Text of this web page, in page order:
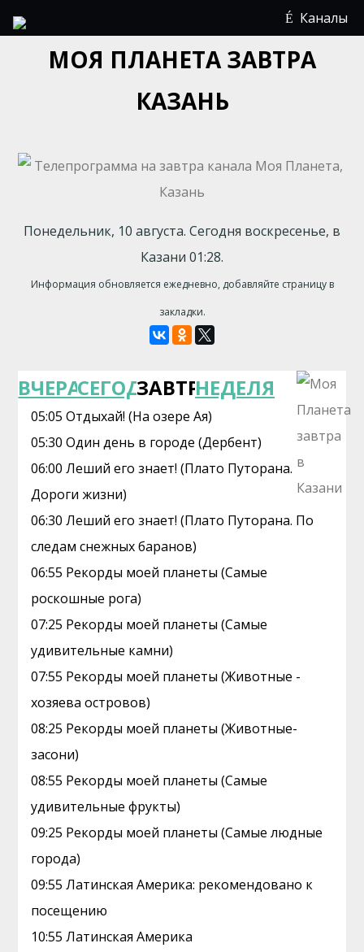
Каналы
МОЯ ПЛАНЕТА ЗАВТРА
КАЗАНЬ
Понедельник, 10 августа. Сегодня воскресенье, в
Казани 01:28.
Информация обновляется ежедневно, добавляйте страницу в
закладки.
ВЧЕРАСЕГОДНЯЗАВТРАНЕДЕЛЯ
05:05 Отдыхай! (На озере Ая)
05:30 Один день в городе (Дербент)
06:00 Леший его знает! (Плато Путорана.
Дороги жизни)
06:30 Леший его знает! (Плато Путорана. По
следам снежных баранов)
06:55 Рекорды моей планеты (Самые
роскошные рога)
07:25 Рекорды моей планеты (Самые
удивительные камни)
07:55 Рекорды моей планеты (Животные -
хозяева островов)
08:25 Рекорды моей планеты (Животные-
засони)
08:55 Рекорды моей планеты (Самые
удивительные фрукты)
09:25 Рекорды моей планеты (Самые людные
города)
09:55 Латинская Америка: рекомендовано к
посещению
10:55 Латинская Америка